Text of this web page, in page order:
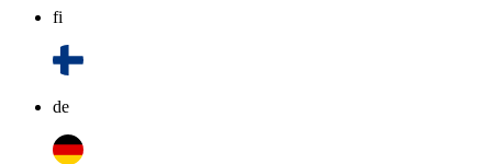
fi
de